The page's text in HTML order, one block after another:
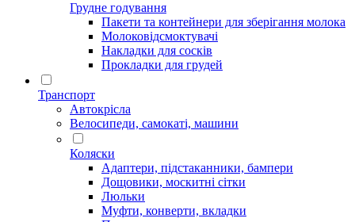
Грудне годування
Пакети та контейнери для зберігання молока
Молоковідсмоктувачі
Накладки для сосків
Прокладки для грудей
Транспорт
Автокрісла
Велосипеди, самокаті, машини
Коляски
Адаптери, підстаканники, бампери
Дощовики, москитні сітки
Люльки
Муфти, конверти, вкладки